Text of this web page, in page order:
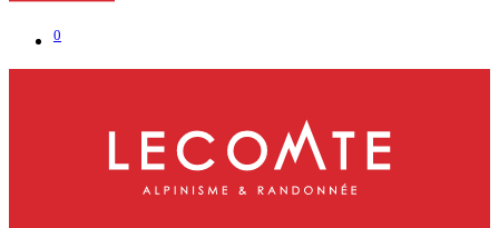
0